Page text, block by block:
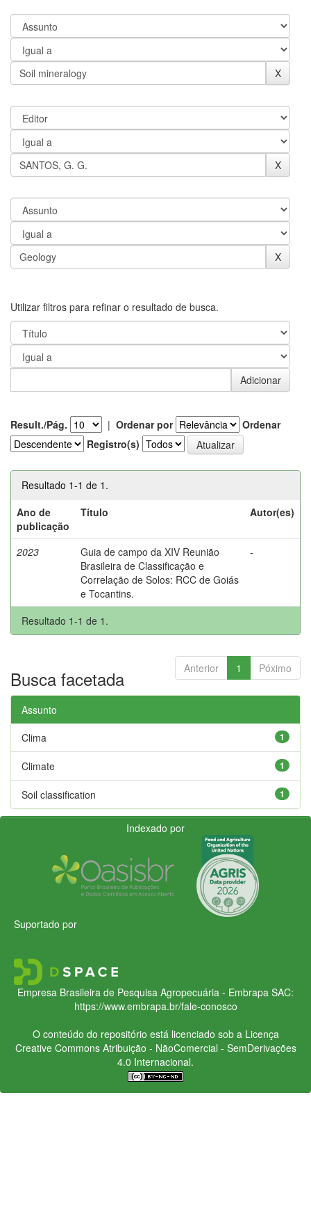
Utilizar filtros para refinar o resultado de busca.
Result./Pág. | Ordenar por
Ordenar
Registro(s)
Resultado 1-1 de 1.
Ano de
publicação
Título Autor(es)
2023
Guia de campo da XIV Reunião
Brasileira de Classificação e
Correlação de Solos: RCC de Goiás
e Tocantins.
-
Resultado 1-1 de 1.
Anterior 1 Póximo
Busca facetada
Assunto
1
Clima
1
Climate
1
Soil classification
Indexado por
Suportado por
Empresa Brasileira de Pesquisa Agropecuária - Embrapa SAC:
https://www.embrapa.br/fale-conosco
O conteúdo do repositório está licenciado sob a Licença
Creative CommonsAtribuição - NãoComercial - SemDerivações
4.0 Internacional.